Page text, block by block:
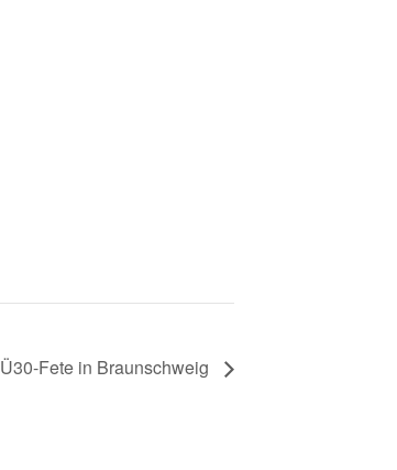
Ü30-Fete in Braunschweig